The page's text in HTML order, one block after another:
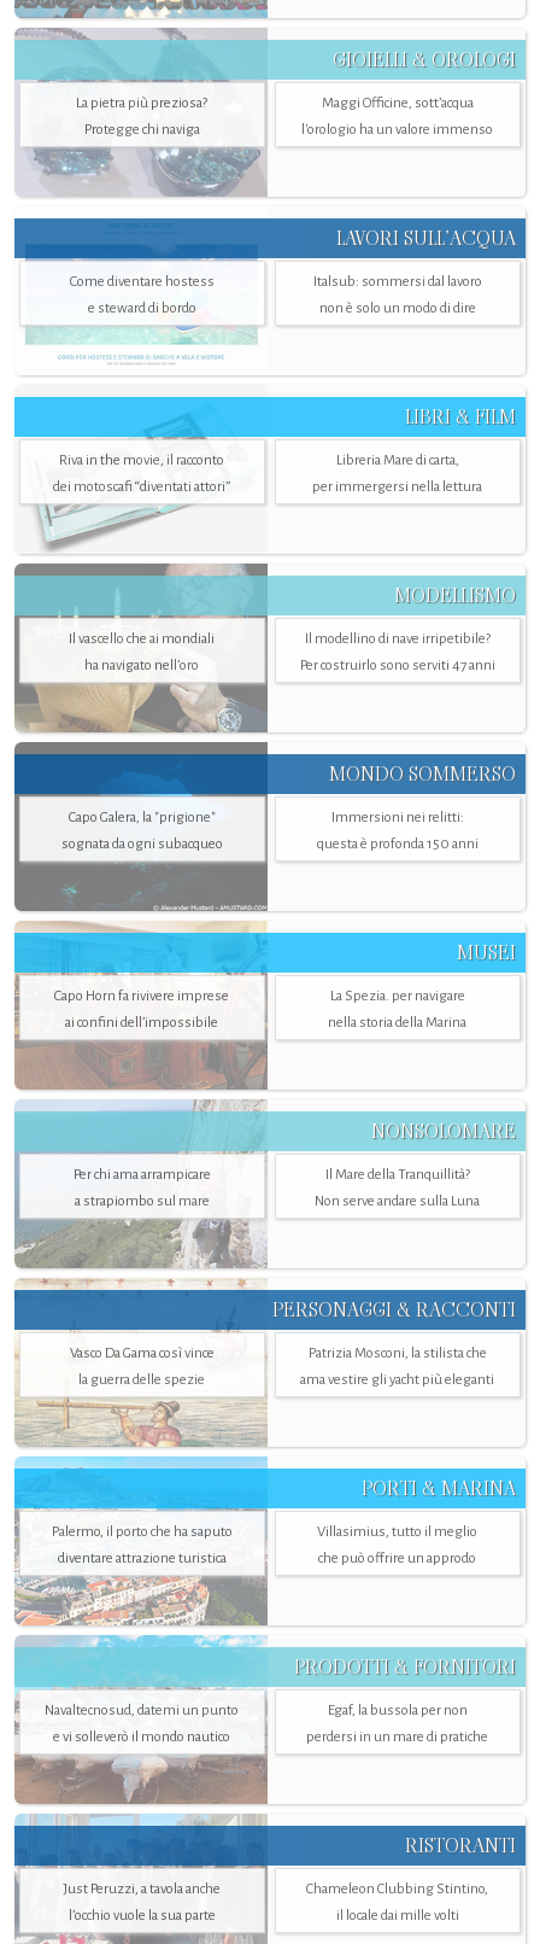
GIOIELLI & OROLOGI
La pietra più preziosa?
Protegge chi naviga
Maggi Officine, sott’acqua
l'orologio ha un valore immenso
LAVORI SULL’ACQUA
Come diventare hostess
e steward di bordo
Italsub: sommersi dal lavoro
non è solo un modo di dire
LIBRI & FILM
Riva in the movie, il racconto
dei motoscafi “diventati attori”
Libreria Mare di carta,
per immergersi nella lettura
MODELLISMO
Il vascello che ai mondiali
ha navigato nell’oro
Il modellino di nave irripetibile?
Per costruirlo sono serviti 47 anni
MONDO SOMMERSO
Capo Galera, la "prigione"
sognata da ogni subacqueo
Immersioni nei relitti:
questa è profonda 150 anni
MUSEI
Capo Horn fa rivivere imprese
ai confini dell’impossibile
La Spezia. per navigare
nella storia della Marina
NONSOLOMARE
Per chi ama arrampicare
a strapiombo sul mare
Il Mare della Tranquillità?
Non serve andare sulla Luna
PERSONAGGI & RACCONTI
Vasco Da Gama così vince
la guerra delle spezie
Patrizia Mosconi, la stilista che
ama vestire gli yacht più eleganti
PORTI & MARINA
Palermo, il porto che ha saputo
diventare attrazione turistica
Villasimius, tutto il meglio
che può offrire un approdo
PRODOTTI & FORNITORI
Navaltecnosud, datemi un punto
e vi solleverò il mondo nautico
Egaf, la bussola per non
perdersi in un mare di pratiche
RISTORANTI
Just Peruzzi, a tavola anche
l’occhio vuole la sua parte
Chameleon Clubbing Stintino,
il locale dai mille volti